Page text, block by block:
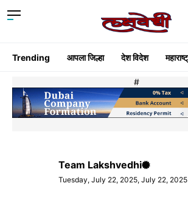
Trending आपला जिल्हा देश विदेश
#
Team Lakshvedhi
Tuesday, July 22, 2025, July 22, 2025